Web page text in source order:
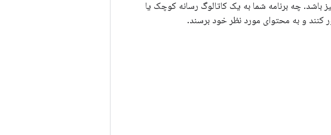
باشد. چه برنامه شما به یک کاتالوگ رسانه کوچک یا
کنند و به محتوای مورد نظر خود برسند.